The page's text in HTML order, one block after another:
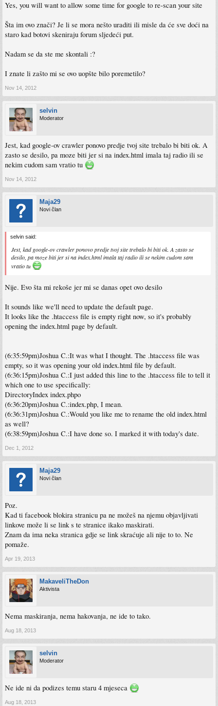
Yes, you will want to allow some time for google to re-scan your site
Šta im ovo znači? Je li se mora nešto uraditi ili misle da će sve doći na
staro kad botovi skeniraju forum sljedeći put.
Nadam se da ste me skontali :?
I znate li zašto mi se ovo uopšte bilo poremetilo?
Nov 14, 2012
selvin
Moderator
Jest, kad google-ov crawler ponovo predje tvoj site trebalo bi biti ok. A
zasto se desilo, pa moze biti jer si na index.html imala taj radio ili se
nekim cudom sam vratio tu
Nov 14, 2012
Maja29
Novi član
selvin said:
Jest, kad google-ov crawler ponovo predje tvoj site trebalo bi biti ok. A zasto se
desilo, pa moze biti jer si na index.html imala taj radio ili se nekim cudom sam
vratio tu
Nije. Evo šta mi rekoše jer mi se danas opet ovo desilo
It sounds like we'll need to update the default page.
It looks like the .htaccess file is empty right now, so it's probably
opening the index.html page by default.
(6:35:59pm)Joshua C.:It was what I thought. The .htaccess file was
empty, so it was opening your old index.html file by default.
(6:36:15pm)Joshua C.:I just added this line to the .htaccess file to tell it
which one to use specifically:
DirectoryIndex index.phpo
(6:36:20pm)Joshua C.:index.php, I mean.
(6:36:31pm)Joshua C.:Would you like me to rename the old index.html
as well?
(6:38:59pm)Joshua C.:I have done so. I marked it with today's date.
Dec 1, 2012
Maja29
Novi član
Poz.
Kad ti facebook blokira stranicu pa ne možeš na njemu objavljivati
linkove može li se link s te stranice ikako maskirati.
Znam da ima neka stranica gdje se link skraćuje ali nije to to. Ne
pomaže.
Apr 19, 2013
MakaveliTheDon
Aktivista
Nema maskiranja, nema hakovanja, ne ide to tako.
Aug 18, 2013
selvin
Moderator
Ne ide ni da podizes temu staru 4 mjeseca
Aug 18, 2013